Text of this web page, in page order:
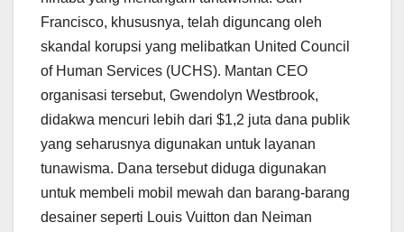
Francisco, khususnya, telah diguncang oleh
skandal korupsi yang melibatkan United Council
of Human Services (UCHS). Mantan CEO
organisasi tersebut, Gwendolyn Westbrook,
didakwa mencuri lebih dari $1,2 juta dana publik
yang seharusnya digunakan untuk layanan
tunawisma. Dana tersebut diduga digunakan
untuk membeli mobil mewah dan barang-barang
desainer seperti Louis Vuitton dan Neiman